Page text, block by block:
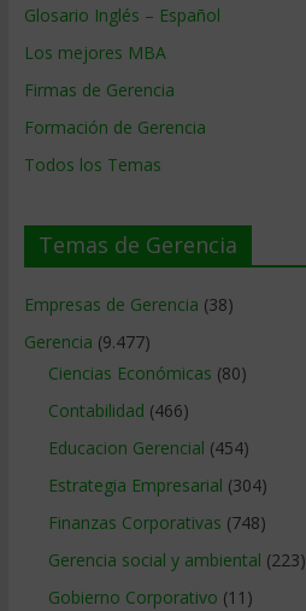
Glosario Inglés – Español
Los mejores MBA
Firmas de Gerencia
Formación de Gerencia
Todos los Temas
Temas de Gerencia
Empresas de Gerencia (38)
Gerencia (9.477)
Ciencias Económicas (80)
Contabilidad (466)
Educacion Gerencial (454)
Estrategia Empresarial (304)
Finanzas Corporativas (748)
Gerencia social y ambiental (223)
Gobierno Corporativo (11)